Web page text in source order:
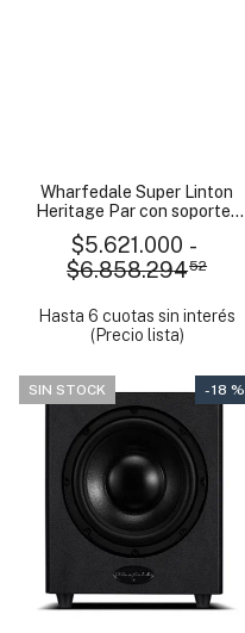
Wharfedale Super Linton
Heritage Par con soportes
$5.621.000 -
$6.858.29452
Hasta 6 cuotas sin interés
(Precio lista)
SIN STOCK - 18 %